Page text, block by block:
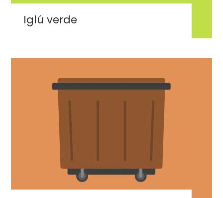
Iglú verde